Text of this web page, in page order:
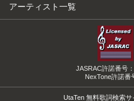
アーティスト一覧
JASRAC許諾番号
NexTone許諾番
UtaTen 無料歌詞検索